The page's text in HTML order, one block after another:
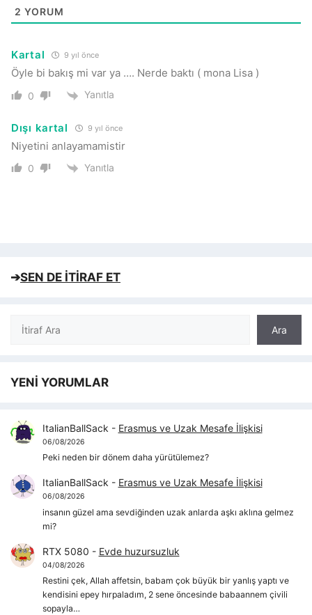
2 YORUM
Kartal 9 yıl önce
Öyle bi bakış mi var ya …. Nerde baktı ( mona Lisa )
0 Yanıtla
Dışı kartal 9 yıl önce
Niyetini anlayamamistir
0 Yanıtla
➔SEN DE İTİRAF ET
Ara
Ara
YENİ YORUMLAR
ItalianBallSack - Erasmus ve Uzak Mesafe İlişkisi
06/08/2026
Peki neden bir dönem daha yürütülemez?
ItalianBallSack - Erasmus ve Uzak Mesafe İlişkisi
06/08/2026
insanın güzel ama sevdiğinden uzak anlarda aşkı aklına gelmez
mi?
RTX 5080 - Evde huzursuzluk
04/08/2026
Restini çek, Allah affetsin, babam çok büyük bir yanlış yaptı ve
kendisini epey hırpaladım, 2 sene öncesinde babaannem çivili
sopayla…